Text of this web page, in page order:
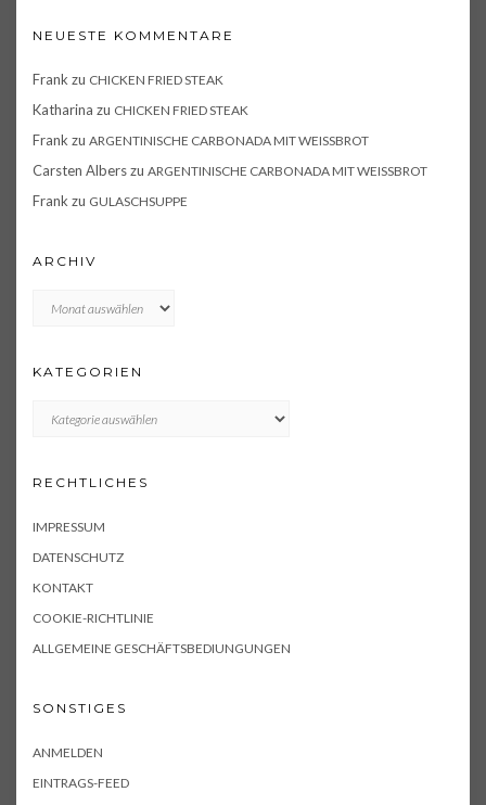
NEUESTE KOMMENTARE
Frankzu CHICKEN FRIED STEAK
Katharina zu CHICKEN FRIED STEAK
Frankzu ARGENTINISCHE CARBONADA MIT WEISSBROT
Carsten Alberszu ARGENTINISCHE CARBONADA MIT WEISSBROT
Frankzu GULASCHSUPPE
ARCHIV
KATEGORIEN
RECHTLICHES
IMPRESSUM
DATENSCHUTZ
KONTAKT
COOKIE-RICHTLINIE
ALLGEMEINE GESCHÄFTSBEDIUNGUNGEN
SONSTIGES
ANMELDEN
EINTRAGS-FEED